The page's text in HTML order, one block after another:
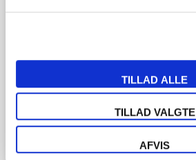
TILLAD ALLE
TILLAD VALGTE
AFVIS
Svøb til Made in Denmark smykkeæske - 2923
3,37 DKK